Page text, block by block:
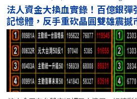
法人資金大換血實錄！百億銀彈
記憶體，反手重砍晶圓雙雄震撼